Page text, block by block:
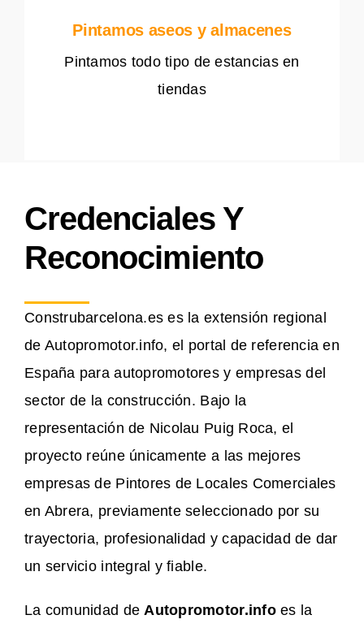
Pintamos aseos y almacenes
Pintamos todo tipo de estancias en
tiendas
Credenciales Y
Reconocimiento
Construbarcelona.es es la extensión regional
de Autopromotor.info, el portal de referencia en
España para autopromotores y empresas del
sector de la construcción. Bajo la
representación de Nicolau Puig Roca, el
proyecto reúne únicamente a las mejores
empresas de Pintores de Locales Comerciales
en Abrera, previamente seleccionado por su
trayectoria, profesionalidad y capacidad de dar
un servicio integral y fiable.
La comunidad de Autopromotor.infoes la